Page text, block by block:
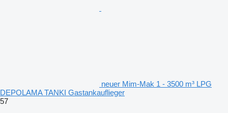
neuer Mim-Mak 1 - 3500 m³ LPG
DEPOLAMA TANKI Gastankauflieger
57